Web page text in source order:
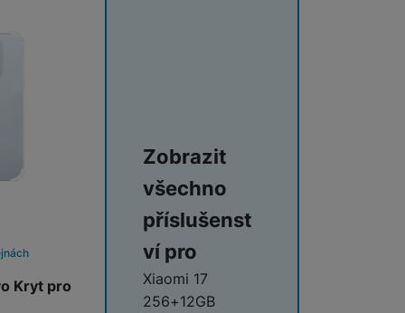
Kryt pro
Zobrazit
všechno
příslušenst
ví pro
Xiaomi 17
256+12GB